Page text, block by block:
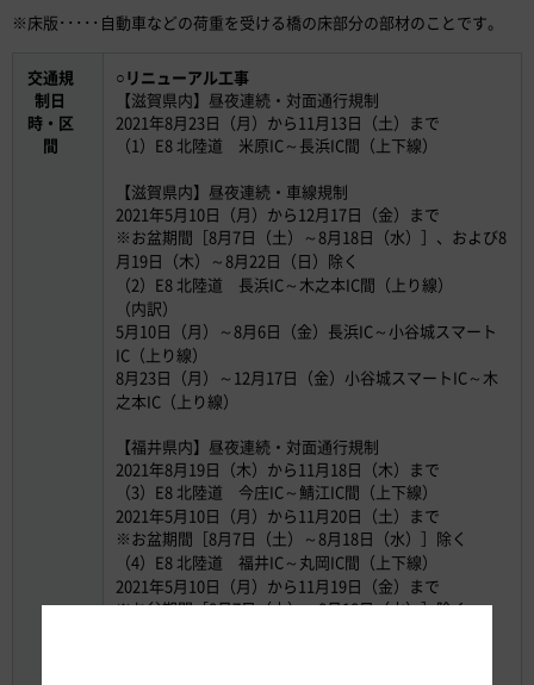
※床版･････自動車などの荷重を受ける橋の床部分の部材のことです。
交通規
制日
時・区
間
○リニューアル工事
【滋賀県内】昼夜連続・対面通行規制
2021年8月23日（月）から11月13日（土）まで
（1）E8 北陸道 米原IC～長浜IC間（上下線）
【滋賀県内】昼夜連続・車線規制
2021年5月10日（月）から12月17日（金）まで
※お盆期間［8月7日（土）～8月18日（水）］、および8
月19日（木）～8月22日（日）除く
（2）E8 北陸道 長浜IC～木之本IC間（上り線）
（内訳）
5月10日（月）～8月6日（金）長浜IC～小谷城スマート
IC（上り線）
8月23日（月）～12月17日（金）小谷城スマートIC～木
之本IC（上り線）
【福井県内】昼夜連続・対面通行規制
2021年8月19日（木）から11月18日（木）まで
（3）E8 北陸道 今庄IC～鯖江IC間（上下線）
2021年5月10日（月）から11月20日（土）まで
※お盆期間［8月7日（土）～8月18日（水）］除く
（4）E8 北陸道 福井IC～丸岡IC間（上下線）
2021年5月10日（月）から11月19日（金）まで
※お盆期間［8月7日（土）～8月18日（水）］除く